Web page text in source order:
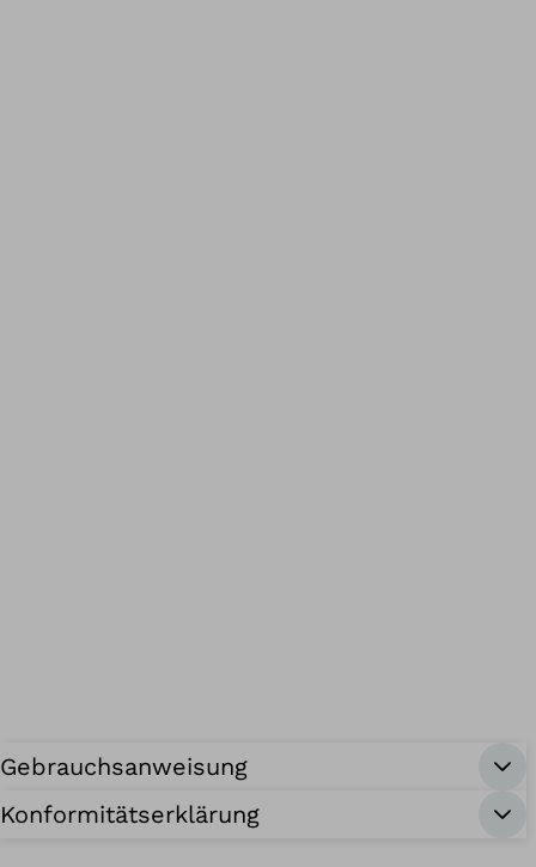
Gebrauchsanweisung
Konformitätserklärung